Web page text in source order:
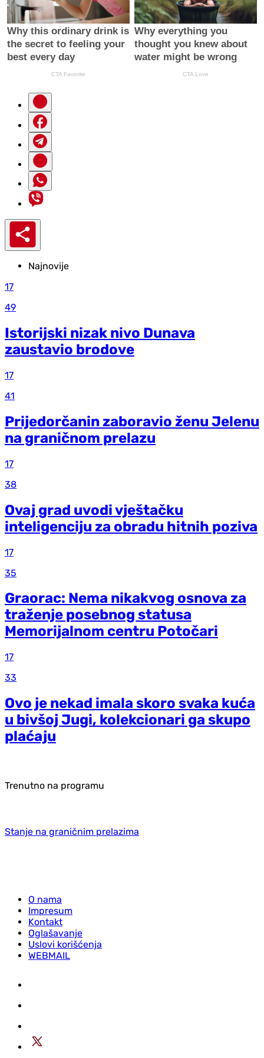
Najnovije
17
49
Istorijski nizak nivo Dunava
zaustavio brodove
17
41
Prijedorčanin zaboravio ženu Jelenu
na graničnom prelazu
17
38
Ovaj grad uvodi vještačku
inteligenciju za obradu hitnih poziva
17
35
Graorac: Nema nikakvog osnova za
traženje posebnog statusa
Memorijalnom centru Potočari
17
33
Ovo je nekad imala skoro svaka kuća
u bivšoj Jugi, kolekcionari ga skupo
plaćaju
Trenutno na programu
Stanje na graničnim prelazima
O nama
Impresum
Kontakt
Oglašavanje
Uslovi korišćenja
WEBMAIL